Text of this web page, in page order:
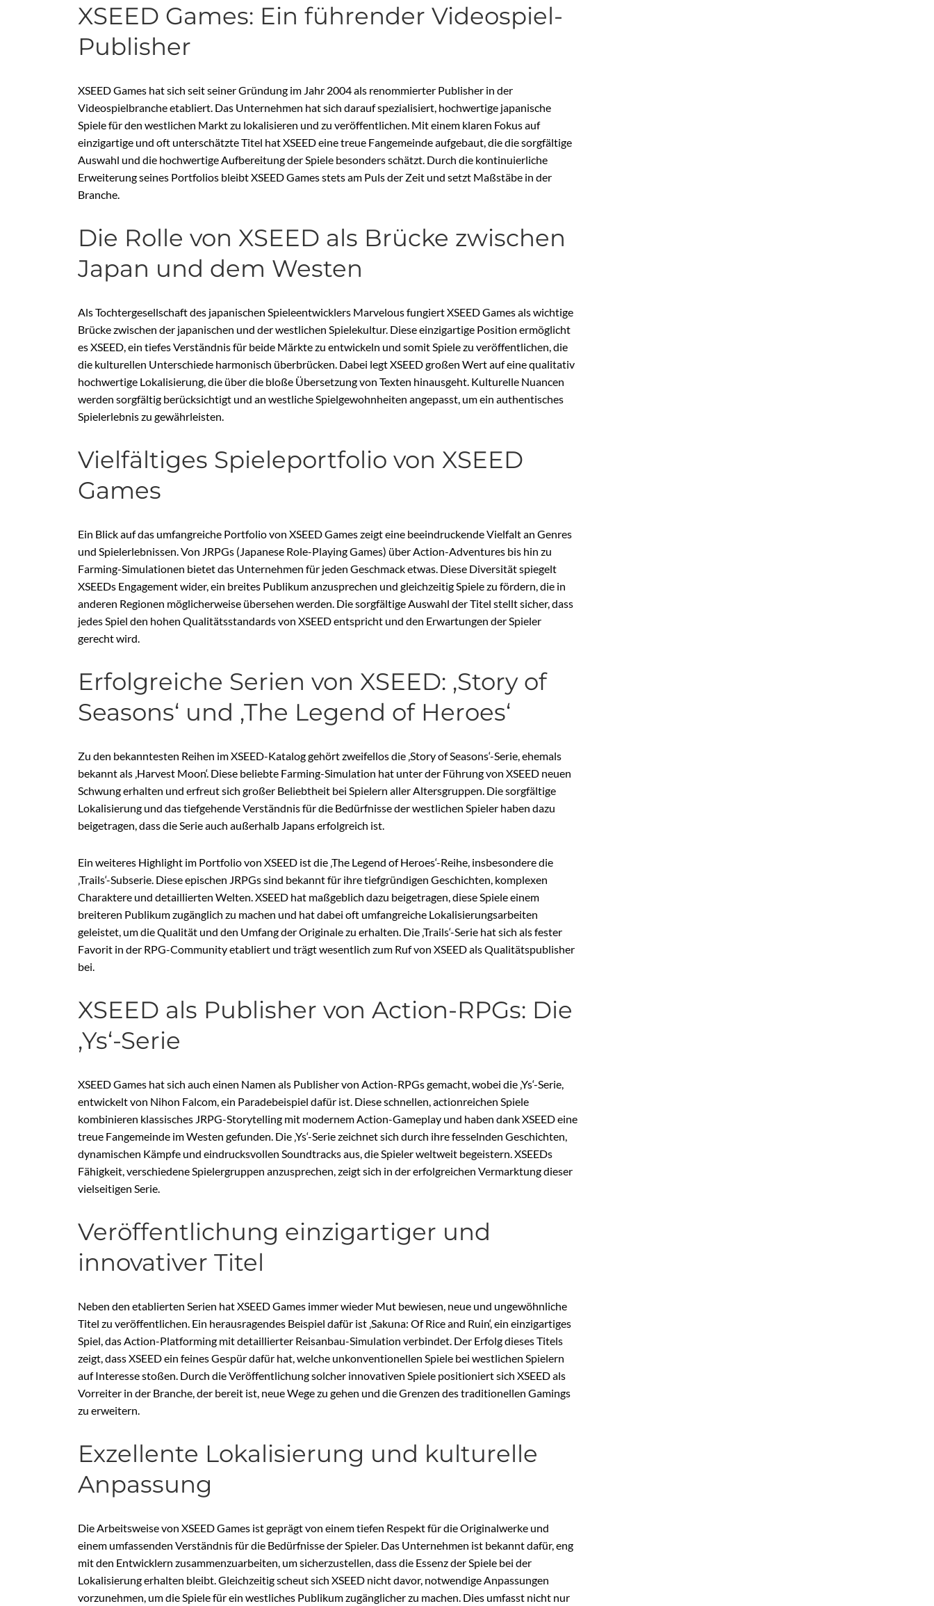
XSEED Games: Ein führender Videospiel-
Publisher
XSEED Games hat sich seit seiner Gründung im Jahr 2004 als renommierter Publisher in der
Videospielbranche etabliert. Das Unternehmen hat sich darauf spezialisiert, hochwertige japanische
Spiele für den westlichen Markt zu lokalisieren und zu veröffentlichen. Mit einem klaren Fokus auf
einzigartige und oft unterschätzte Titel hat XSEED eine treue Fangemeinde aufgebaut, die die sorgfältige
Auswahl und die hochwertige Aufbereitung der Spiele besonders schätzt. Durch die kontinuierliche
Erweiterung seines Portfolios bleibt XSEED Games stets am Puls der Zeit und setzt Maßstäbe in der
Branche.
Die Rolle von XSEED als Brücke zwischen
Japan und dem Westen
Als Tochtergesellschaft des japanischen Spieleentwicklers Marvelous fungiert XSEED Games als wichtige
Brücke zwischen der japanischen und der westlichen Spielekultur. Diese einzigartige Position ermöglicht
es XSEED, ein tiefes Verständnis für beide Märkte zu entwickeln und somit Spiele zu veröffentlichen, die
die kulturellen Unterschiede harmonisch überbrücken. Dabei legt XSEED großen Wert auf eine qualitativ
hochwertige Lokalisierung, die über die bloße Übersetzung von Texten hinausgeht. Kulturelle Nuancen
werden sorgfältig berücksichtigt und an westliche Spielgewohnheiten angepasst, um ein authentisches
Spielerlebnis zu gewährleisten.
Vielfältiges Spieleportfolio von XSEED
Games
Ein Blick auf das umfangreiche Portfolio von XSEED Games zeigt eine beeindruckende Vielfalt an Genres
und Spielerlebnissen. Von JRPGs (Japanese Role-Playing Games) über Action-Adventures bis hin zu
Farming-Simulationen bietet das Unternehmen für jeden Geschmack etwas. Diese Diversität spiegelt
XSEEDs Engagement wider, ein breites Publikum anzusprechen und gleichzeitig Spiele zu fördern, die in
anderen Regionen möglicherweise übersehen werden. Die sorgfältige Auswahl der Titel stellt sicher, dass
jedes Spiel den hohen Qualitätsstandards von XSEED entspricht und den Erwartungen der Spieler
gerecht wird.
Erfolgreiche Serien von XSEED: ‚Story of
Seasons‘ und ‚The Legend of Heroes‘
Zu den bekanntesten Reihen im XSEED-Katalog gehört zweifellos die ‚Story of Seasons‘-Serie, ehemals
bekannt als ‚Harvest Moon‘. Diese beliebte Farming-Simulation hat unter der Führung von XSEED neuen
Schwung erhalten und erfreut sich großer Beliebtheit bei Spielern aller Altersgruppen. Die sorgfältige
Lokalisierung und das tiefgehende Verständnis für die Bedürfnisse der westlichen Spieler haben dazu
beigetragen, dass die Serie auch außerhalb Japans erfolgreich ist.
Ein weiteres Highlight im Portfolio von XSEED ist die ‚The Legend of Heroes‘-Reihe, insbesondere die
‚Trails‘-Subserie. Diese epischen JRPGs sind bekannt für ihre tiefgründigen Geschichten, komplexen
Charaktere und detaillierten Welten. XSEED hat maßgeblich dazu beigetragen, diese Spiele einem
breiteren Publikum zugänglich zu machen und hat dabei oft umfangreiche Lokalisierungsarbeiten
geleistet, um die Qualität und den Umfang der Originale zu erhalten. Die ‚Trails‘-Serie hat sich als fester
Favorit in der RPG-Community etabliert und trägt wesentlich zum Ruf von XSEED als Qualitätspublisher
bei.
XSEED als Publisher von Action-RPGs: Die
‚Ys‘-Serie
XSEED Games hat sich auch einen Namen als Publisher von Action-RPGs gemacht, wobei die ‚Ys‘-Serie,
entwickelt von Nihon Falcom, ein Paradebeispiel dafür ist. Diese schnellen, actionreichen Spiele
kombinieren klassisches JRPG-Storytelling mit modernem Action-Gameplay und haben dank XSEED eine
treue Fangemeinde im Westen gefunden. Die ‚Ys‘-Serie zeichnet sich durch ihre fesselnden Geschichten,
dynamischen Kämpfe und eindrucksvollen Soundtracks aus, die Spieler weltweit begeistern. XSEEDs
Fähigkeit, verschiedene Spielergruppen anzusprechen, zeigt sich in der erfolgreichen Vermarktung dieser
vielseitigen Serie.
Veröffentlichung einzigartiger und
innovativer Titel
Neben den etablierten Serien hat XSEED Games immer wieder Mut bewiesen, neue und ungewöhnliche
Titel zu veröffentlichen. Ein herausragendes Beispiel dafür ist ‚Sakuna: Of Rice and Ruin‘, ein einzigartiges
Spiel, das Action-Platforming mit detaillierter Reisanbau-Simulation verbindet. Der Erfolg dieses Titels
zeigt, dass XSEED ein feines Gespür dafür hat, welche unkonventionellen Spiele bei westlichen Spielern
auf Interesse stoßen. Durch die Veröffentlichung solcher innovativen Spiele positioniert sich XSEED als
Vorreiter in der Branche, der bereit ist, neue Wege zu gehen und die Grenzen des traditionellen Gamings
zu erweitern.
Exzellente Lokalisierung und kulturelle
Anpassung
Die Arbeitsweise von XSEED Games ist geprägt von einem tiefen Respekt für die Originalwerke und
einem umfassenden Verständnis für die Bedürfnisse der Spieler. Das Unternehmen ist bekannt dafür, eng
mit den Entwicklern zusammenzuarbeiten, um sicherzustellen, dass die Essenz der Spiele bei der
Lokalisierung erhalten bleibt. Gleichzeitig scheut sich XSEED nicht davor, notwendige Anpassungen
vorzunehmen, um die Spiele für ein westliches Publikum zugänglicher zu machen. Dies umfasst nicht nur